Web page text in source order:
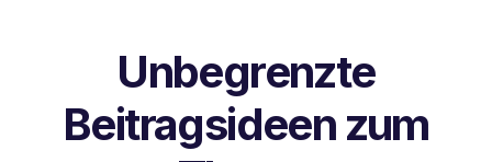
Unbegrenzte
Beitragsideen zum